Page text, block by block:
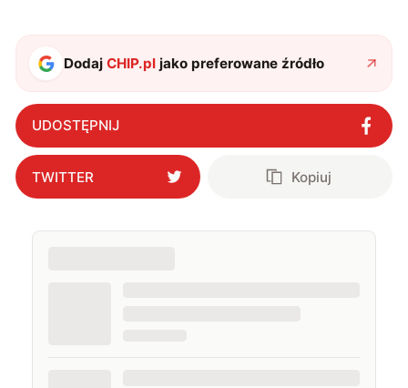
także uprawiać oraz oglądać sport.
DodajCHIP.pl jako preferowane źródło
UDOSTĘPNIJ
TWITTER Kopiuj